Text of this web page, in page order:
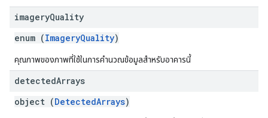
imageryQuality
enum (ImageryQuality)
คุณภาพของภาพที่ใช้ในการคำนวณข้อมูลสำหรับอาคารนี้
detectedArrays
object (DetectedArrays)